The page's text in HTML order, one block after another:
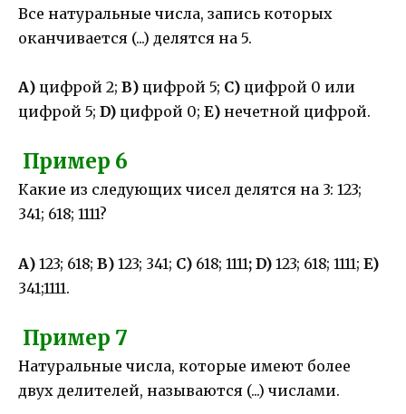
Все натуральные числа, запись которых
оканчивается (...) делятся на 5.
А) цифрой 2; В) цифрой 5; С) цифрой 0 или
цифрой 5; D) цифрой 0; Е) нечетной цифрой.
Пример 6
Какие из следующих чисел делятся на 3: 123;
341; 618; 1111?
А) 123; 618; В) 123; 341; С) 618; 1111; D) 123; 618; 1111; E)
341;1111.
Пример 7
Натуральные числа, которые имеют более
двух делителей, называются (...) числами.